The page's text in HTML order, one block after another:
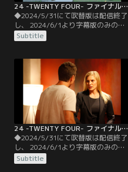
24 -TWENTY FOUR- ファイナル・シーズン 第03話／字幕
◆2024/5/31にて吹替版は配信終了
し、 2024/6/1より字幕版のみの配
信となります。予めご了承くださ
い。◆字幕／第03話 6：00 P.M.-7：
止めたジャックは、そこで殺害され
た警官と妻の遺体を発見する。だが
隣人の通報を聞いてやって来た警官
に殺人犯と間違えられ、不正に拘束
されてしまう。
Subtitle
24 -TWENTY FOUR- ファイナル・シーズン 第05話／字幕
◆2024/5/31にて吹替版は配信終了
し、 2024/6/1より字幕版のみの配
信となります。予めご了承くださ
い。◆字幕／第05話 8：00 P.M.-9：
Subtitle